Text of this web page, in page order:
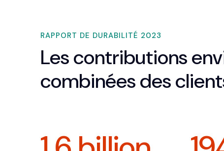
RAPPORT DE DURABILITÉ 2023
Les contributions
combinées des